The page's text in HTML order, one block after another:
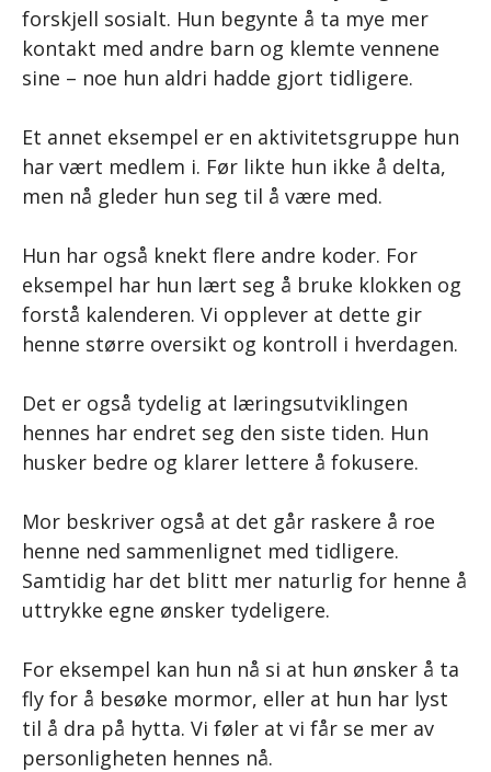
forskjell sosialt. Hun begynte å ta mye mer
kontakt med andre barn og klemte vennene
sine – noe hun aldri hadde gjort tidligere.
Et annet eksempel er en aktivitetsgruppe hun
har vært medlem i. Før likte hun ikke å delta,
men nå gleder hun seg til å være med.
Hun har også knekt flere andre koder. For
eksempel har hun lært seg å bruke klokken og
forstå kalenderen. Vi opplever at dette gir
henne større oversikt og kontroll i hverdagen.
Det er også tydelig at læringsutviklingen
hennes har endret seg den siste tiden. Hun
husker bedre og klarer lettere å fokusere.
Mor beskriver også at det går raskere å roe
henne ned sammenlignet med tidligere.
Samtidig har det blitt mer naturlig for henne å
uttrykke egne ønsker tydeligere.
For eksempel kan hun nå si at hun ønsker å ta
fly for å besøke mormor, eller at hun har lyst
til å dra på hytta. Vi føler at vi får se mer av
personligheten hennes nå.